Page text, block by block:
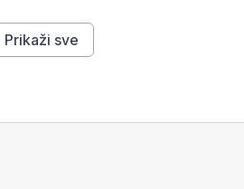
Prikaži sve